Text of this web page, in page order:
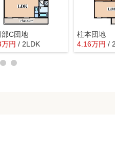
部C団地
万円 / 2LDK
柱本団地
4.16万円 /